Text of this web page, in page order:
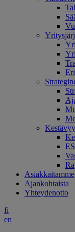
Asiakkaitamme
Ajankohtaista
Yhteydenotto
fi
en